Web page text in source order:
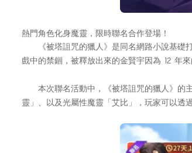
熱門角色化身魔靈，限時聯名合作登場！
《被塔詛咒的獵人》是同名網路小說基礎打
戲中的禁錮，被釋放出來的金賢宇因為 12 年
本次聯名活動中，《被塔詛咒的獵人》的
靈」、以及光屬性魔靈「艾比」，玩家可以透